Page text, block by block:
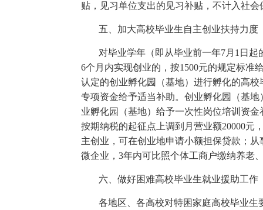
贴，见习单位支出的见习补贴，不计入社
五、加大高校毕业生自主创业扶持力度
对毕业学年（即从毕业前一年7月1日
6个月内实现创业的，按1500元的规定标准
认定的创业孵化园（基地）进行孵化的高
专项资金给予适当补助。创业孵化园（基
业孵化园（基地）给予一次性岗位培训资
按期纳税的起征点上调到月营业额20000元
主创业，可在创业地申请小额担保贷款；
微企业，3年内可比照个体工商户缴纳养老
六、做好困难高校毕业生就业援助工作
各地区、各高校对特困家庭高校毕业